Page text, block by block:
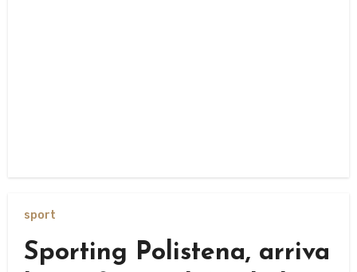
sport
Sporting Polistena, arriva